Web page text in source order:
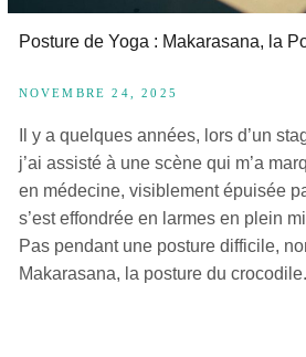
Posture de Yoga : Makarasana, la
NOVEMBRE 24, 2025
Il y a quelques années, lors d’un
j’ai assisté à une scène qui m’a
en médecine, visiblement épuisée
s’est effondrée en larmes en plein
Pas pendant une posture difficile,
Makarasana, la posture du